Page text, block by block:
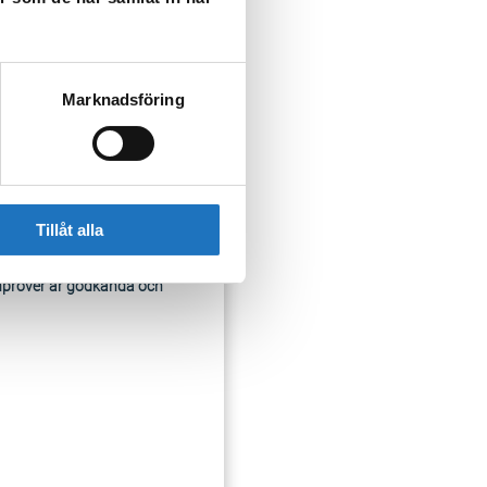
Marknadsföring
Tillåt alla
Det går
är godkända och